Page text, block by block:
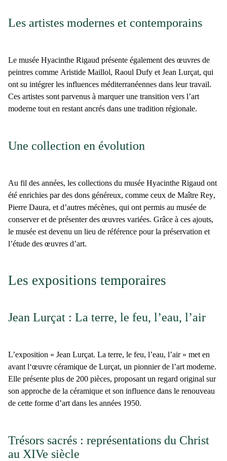
Les artistes modernes et contemporains
Le musée Hyacinthe Rigaud présente également des œuvres de
peintres comme Aristide Maillol, Raoul Dufy et Jean Lurçat, qui
ont su intégrer les influences méditerranéennes dans leur travail.
Ces artistes sont parvenus à marquer une transition vers l’art
moderne tout en restant ancrés dans une tradition régionale.
Une collection en évolution
Au fil des années, les collections du musée Hyacinthe Rigaud ont
été enrichies par des dons généreux, comme ceux de Maître Rey,
Pierre Daura, et d’autres mécènes, qui ont permis au musée de
conserver et de présenter des œuvres variées. Grâce à ces ajouts,
le musée est devenu un lieu de référence pour la préservation et
l’étude des œuvres d’art.
Les expositions temporaires
Jean Lurçat : La terre, le feu, l’eau, l’air
L’exposition « Jean Lurçat. La terre, le feu, l’eau, l’air » met en
avant l‘œuvre céramique de Lurçat, un pionnier de l’art moderne.
Elle présente plus de 200 pièces, proposant un regard original sur
son approche de la céramique et son influence dans le renouveau
de cette forme d’art dans les années 1950.
Trésors sacrés : représentations du Christ
au XIVe siècle